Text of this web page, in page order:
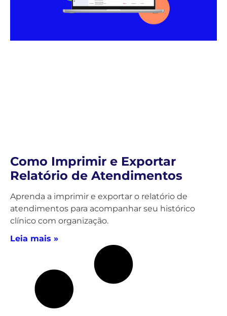
Como Imprimir e Exportar
Relatório de Atendimentos
Aprenda a imprimir e exportar o relatório de
atendimentos para acompanhar seu histórico
clínico com organização.
Leia mais »